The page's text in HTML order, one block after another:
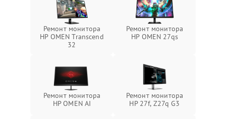
Ремонт монитора
HP OMEN Transcend
32
Ремонт монитора
HP OMEN 27qs
Ремонт монитора
HP OMEN AI
Ремонт монитора
HP 27f, Z27q G3